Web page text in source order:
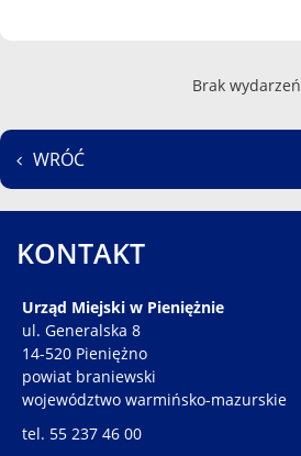
Brak wydarzeń
WRÓĆ
KONTAKT
Urząd Miejski w Pieniężnie
ul. Generalska 8
14-520 Pieniężno
powiat braniewski
województwo warmińsko-mazurskie
tel. 55 237 46 00